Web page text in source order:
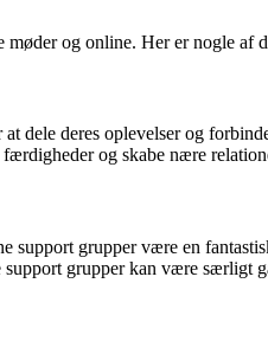
og online. Her er nogle af
dele deres oplevelser og
og skabe nære
grupper være en
grupper kan være